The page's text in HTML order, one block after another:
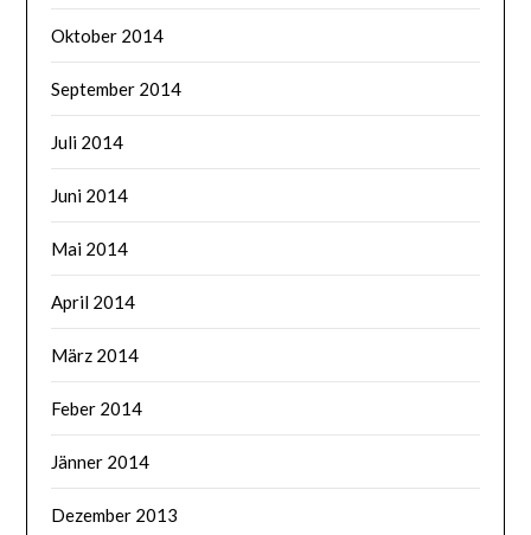
Oktober 2014
September 2014
Juli 2014
Juni 2014
Mai 2014
April 2014
März 2014
Feber 2014
Jänner 2014
Dezember 2013